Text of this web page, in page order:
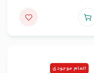
اتمام موجودی